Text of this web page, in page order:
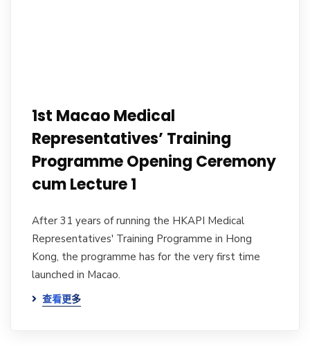
1st Macao Medical
Representatives’ Training
Programme Opening Ceremony
cum Lecture 1
After 31 years of running the HKAPI Medical
Representatives' Training Programme in Hong
Kong, the programme has for the very first time
launched in Macao.
查看更多